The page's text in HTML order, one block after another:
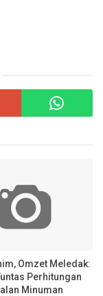
Omzet Meledak:
Perhitungan
Minuman